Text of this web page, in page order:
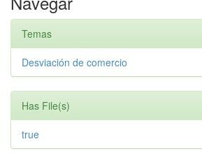
Temas
Desviación de comercio
Has File(s)
true